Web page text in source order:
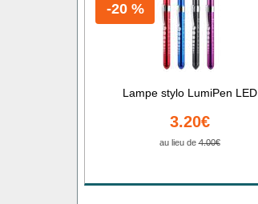
-20 %
Lampe stylo LumiPen LED
3.20€
au lieu de4.00€